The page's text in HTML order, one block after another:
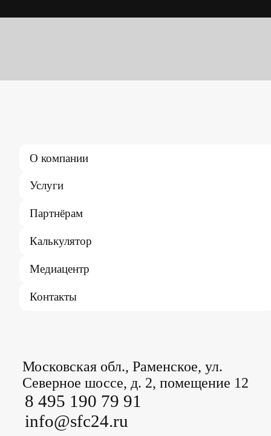
О компании
Услуги
Партнёрам
Калькулятор
Медиацентр
Контакты
8 495 190 79 91
info@sfc24.ru
Московская обл., Раменское, ул.
Северное шоссе, д. 2, помещение 12